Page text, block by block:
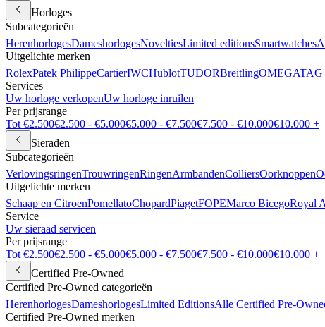
Horloges
Subcategorieën
HerenhorlogesDameshorlogesNoveltiesLimited editionsSmartwatches
Uitgelichte merken
RolexPatek PhilippeCartierIWCHublotTUDORBreitlingOMEGATAG
Services
Uw horloge verkopenUw horloge inruilen
Per prijsrange
Tot €2.500€2.500 - €5.000€5.000 - €7.500€7.500 - €10.000€10.000 +
Sieraden
Subcategorieën
VerlovingsringenTrouwringenRingenArmbandenColliersOorknoppen
Uitgelichte merken
Schaap en CitroenPomellatoChopardPiagetFOPEMarco BicegoRoyal
Service
Uw sieraad servicen
Per prijsrange
Tot €2.500€2.500 - €5.000€5.000 - €7.500€7.500 - €10.000€10.000 +
Certified Pre-Owned
Certified Pre-Owned categorieën
HerenhorlogesDameshorlogesLimited EditionsAlle Certified Pre-
Certified Pre-Owned merken